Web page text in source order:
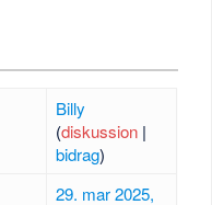
Billy
(diskussion|
bidrag)
29. mar 2025,